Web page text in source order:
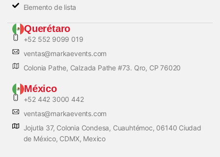
Elemento de lista
Querétaro
+52 552 9099 019
ventas@markaevents.com
Colonia Pathe, Calzada Pathe #73. Qro, CP 76020
México
+52 442 3000 442
ventas@markaevents.com
Jojutla 37, Colonia Condesa, Cuauhtémoc, 06140 Ciudad
de México, CDMX, Mexico